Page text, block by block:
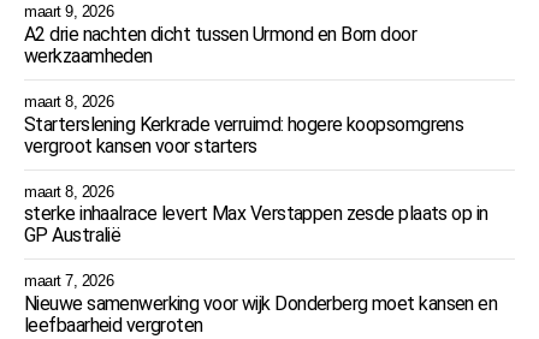
maart 9, 2026
A2 drie nachten dicht tussen Urmond en Born door
werkzaamheden
maart 8, 2026
Starterslening Kerkrade verruimd: hogere koopsomgrens
vergroot kansen voor starters
maart 8, 2026
sterke inhaalrace levert Max Verstappen zesde plaats op in
GP Australië
maart 7, 2026
Nieuwe samenwerking voor wijk Donderberg moet kansen en
leefbaarheid vergroten